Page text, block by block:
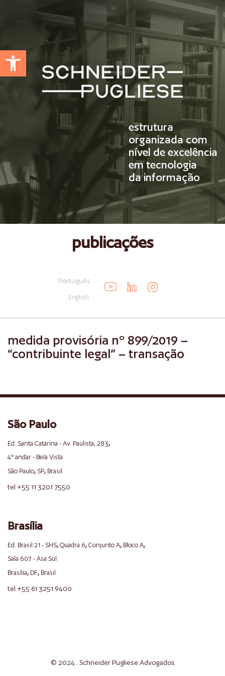
Abrir a barra de ferramentas
estrutura
organizada com
nível de excelência
em tecnologia
da informação
publicações
Português
English
medida provisória nº 899/2019 –
“contribuinte legal” – transação
São Paulo
Ed. Santa Catarina - Av. Paulista, 283,
4º andar - Bela Vista
São Paulo, SP, Brasil
tel +55 11 3201 7550
Brasília
Ed. Brasil 21 - SHS, Quadra 6, Conjunto A, Bloco A,
Sala 607 - Asa Sul
Brasília, DF, Brasil
tel +55 61 3251 9400
© 2024 . SchneiderPugliese Advogados